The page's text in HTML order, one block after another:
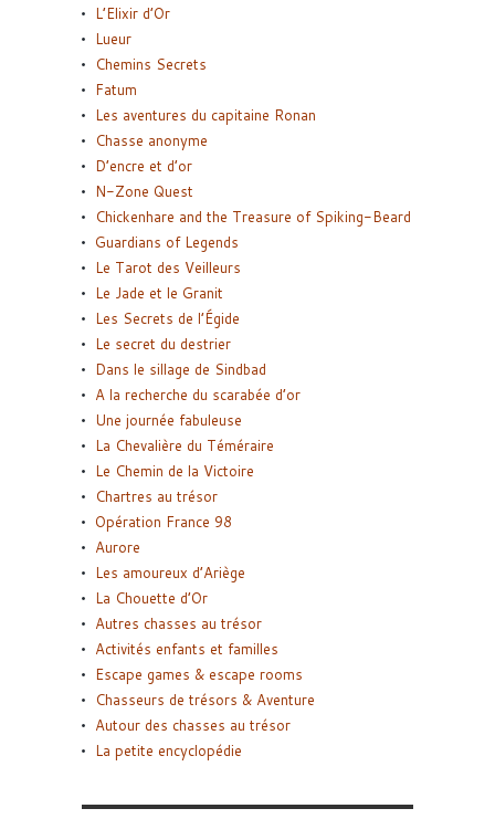
L’Elixir d’Or
Lueur
Chemins Secrets
Fatum
Les aventures du capitaine Ronan
Chasse anonyme
D’encre et d’or
N-Zone Quest
Chickenhare and the Treasure of Spiking-Beard
Guardians of Legends
Le Tarot des Veilleurs
Le Jade et le Granit
Les Secrets de l’Égide
Le secret du destrier
Dans le sillage de Sindbad
A la recherche du scarabée d’or
Une journée fabuleuse
La Chevalière du Téméraire
Le Chemin de la Victoire
Chartres au trésor
Opération France 98
Aurore
Les amoureux d’Ariège
La Chouette d’Or
Autres chasses au trésor
Activités enfants et familles
Escape games & escape rooms
Chasseurs de trésors & Aventure
Autour des chasses au trésor
La petite encyclopédie